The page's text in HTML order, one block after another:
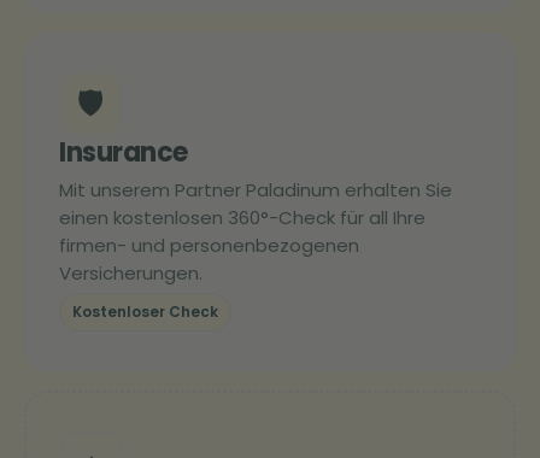
🛡️
Insurance
Mit unserem Partner Paladinum erhalten Sie
einen kostenlosen 360°-Check für all Ihre
firmen- und personenbezogenen
Versicherungen.
Kostenloser Check